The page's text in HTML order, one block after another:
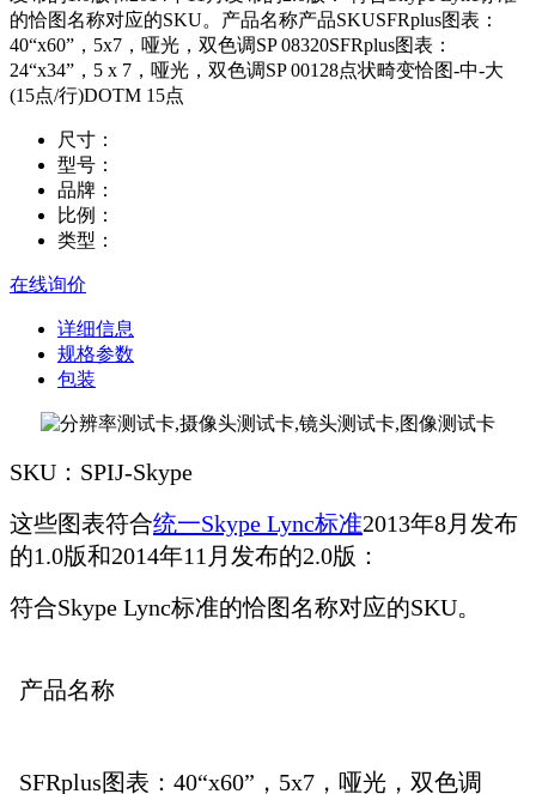
的恰图名称对应的SKU。产品名称产品SKUSFRplus图表：
40“x60”，5x7，哑光，双色调SP 08320SFRplus图表：
24“x34”，5 x 7，哑光，双色调SP 00128点状畸变恰图-中-大
(15点/行)DOTM 15点
尺寸：
型号：
品牌：
比例：
类型：
在线询价
详细信息
规格参数
包装
SKU：SPIJ-Skype
这些图表符合统一Skype Lync标准2013年8月发布
的1.0版和2014年11月发布的2.0版：
符合Skype Lync标准的恰图名称对应的SKU。
产品名称
SFRplus图表：40“x60”，5x7，哑光，双色调